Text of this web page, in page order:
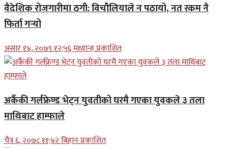
वैदेशिक रोजगारीमा ठगी: विचौलियाले न पठायो, नत रकम नै
फिर्ता गर्‍यो
असार १४, २०७९ १२;५६ मध्यान्ह प्रकाशित
अर्कैकी गर्लफ्रेण्ड भेट्न युवतीको घरमै गएका युवकले ३ तला
माथिबाट हाम्फाले
चैत्र ६, २०७८ ११;४२ बिहान प्रकाशित